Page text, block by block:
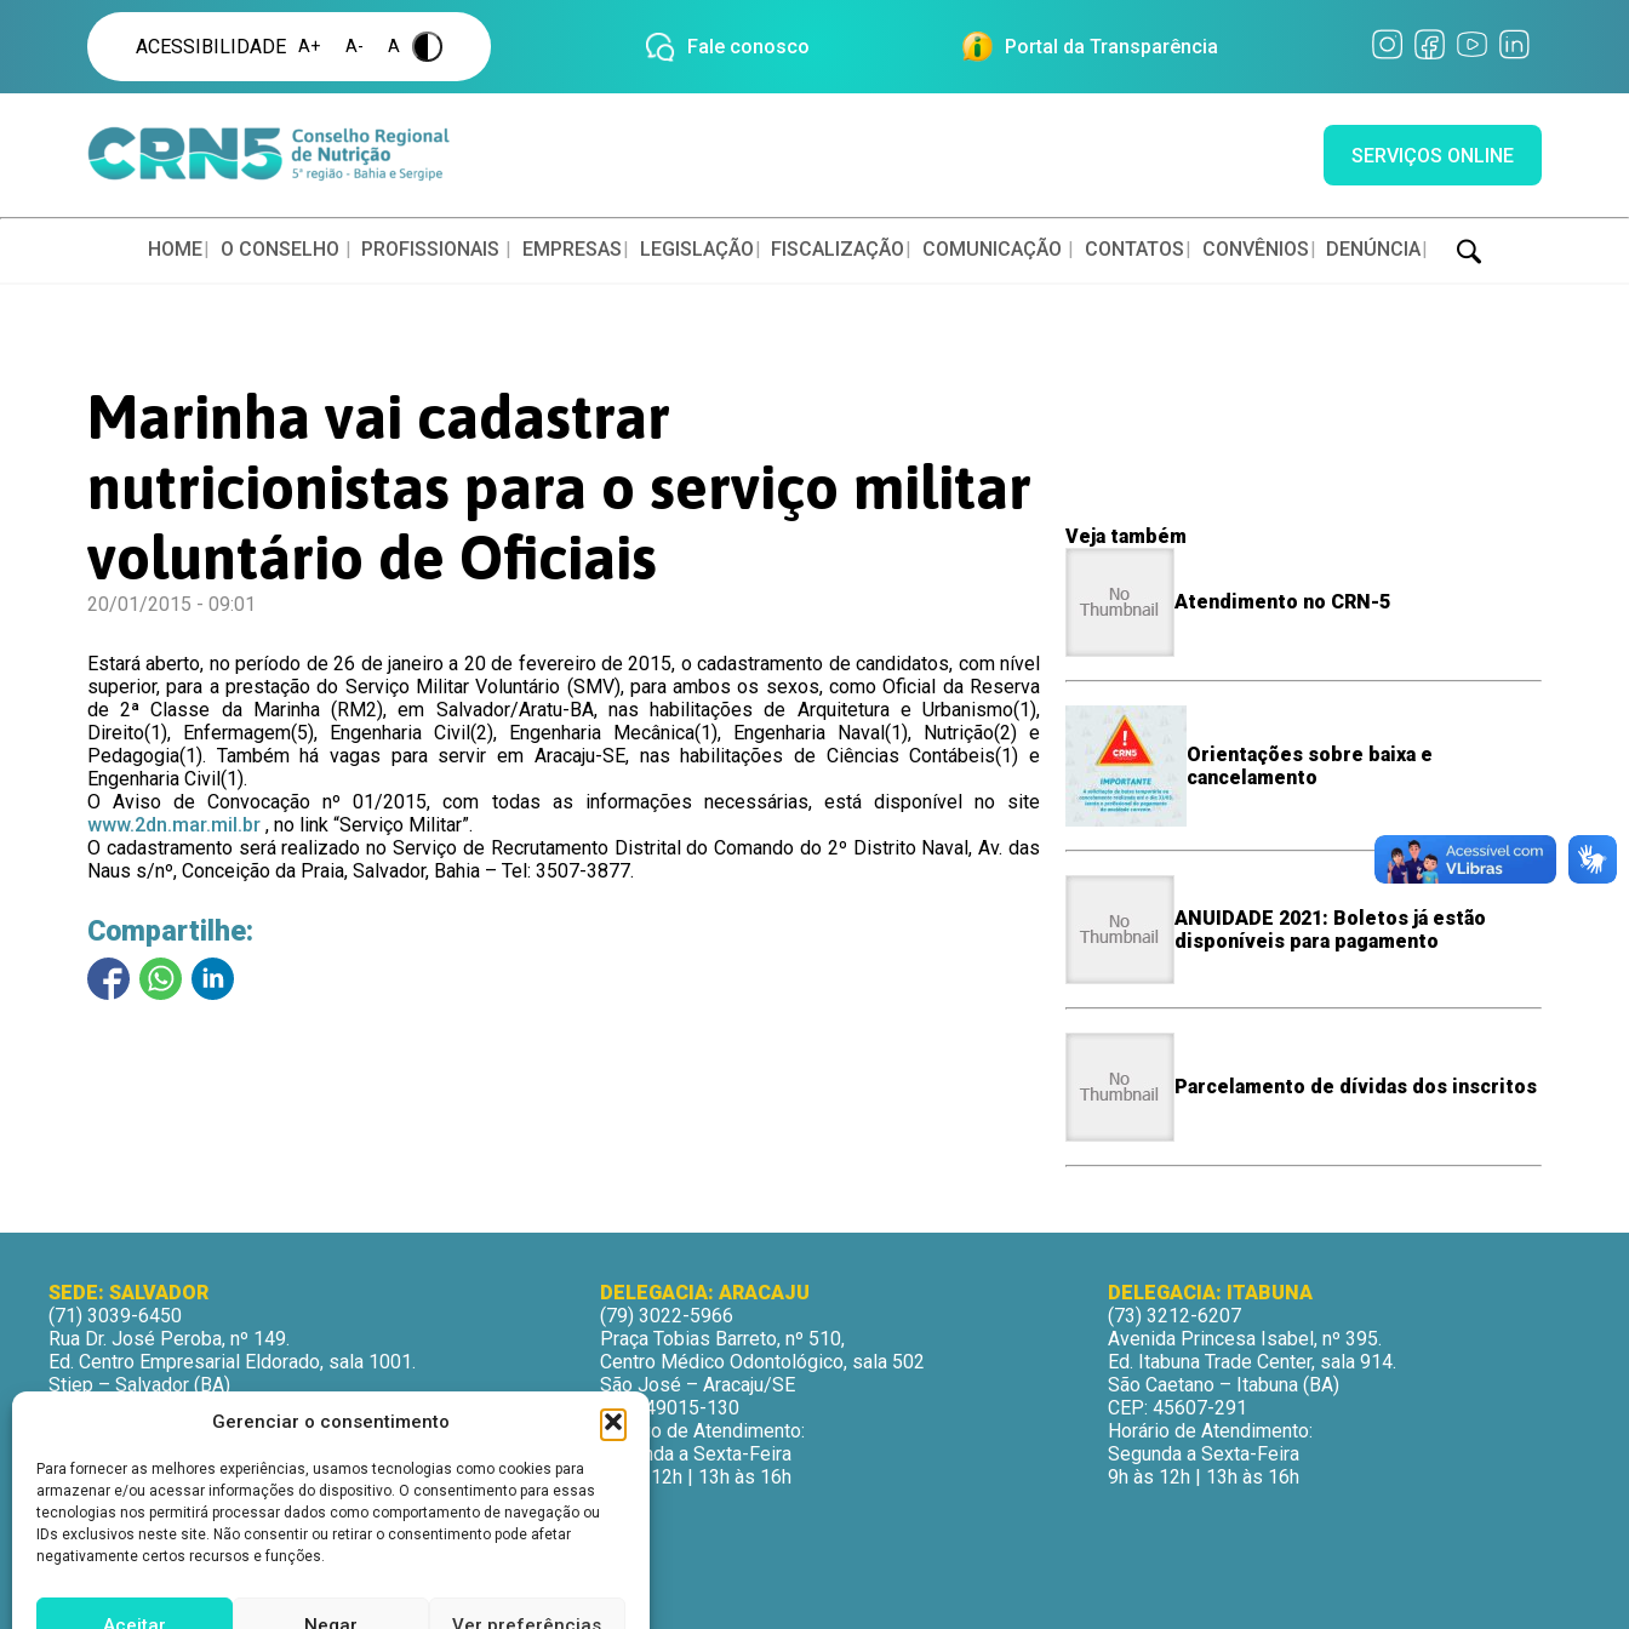
Gerenciar o consentimento
Para fornecer as melhores experiências, usamos tecnologias como cookies para
armazenar e/ou acessar informações do dispositivo. O consentimento para essas
tecnologias nos permitirá processar dados como comportamento de navegação ou
IDs exclusivos neste site. Não consentir ou retirar o consentimento pode afetar
negativamente certos recursos e funções.
ACESSIBILIDADE A+ A- A . Fale conosco Portal da Transparência
SERVIÇOS ONLINE
HOME O CONSELHO PROFISSIONAIS EMPRESAS LEGISLAÇÃO FISCALIZAÇÃO COMUNICAÇÃO CONTATOS CONVÊNIOS DENÚNCIA
Marinha vai cadastrar
nutricionistas para o serviço militar
voluntário de Oficiais
20/01/2015 - 09:01
Estará aberto, no período de 26 de janeiro a 20 de fevereiro de 2015, o cadastramento de candidatos, com nível
superior, para a prestação do Serviço Militar Voluntário (SMV), para ambos os sexos, como Oficial da Reserva
de 2ª Classe da Marinha (RM2), em Salvador/Aratu-BA, nas habilitações de Arquitetura e Urbanismo(1),
Direito(1), Enfermagem(5), Engenharia Civil(2), Engenharia Mecânica(1), Engenharia Naval(1), Nutrição(2) e
Pedagogia(1). Também há vagas para servir em Aracaju-SE, nas habilitações de Ciências Contábeis(1) e
Engenharia Civil(1).
O Aviso de Convocação nº 01/2015, com todas as informações necessárias, está disponível no site
www.2dn.mar.mil.br , no link “Serviço Militar”.
O cadastramento será realizado no Serviço de Recrutamento Distrital do Comando do 2º Distrito Naval, Av. das
Naus s/nº, Conceição da Praia, Salvador, Bahia – Tel: 3507-3877.
Compartilhe:
Veja também
Atendimento no CRN-5
Orientações sobre baixa e
cancelamento
ANUIDADE 2021: Boletos já estão
disponíveis para pagamento
Parcelamento de dívidas dos inscritos
SEDE: SALVADOR
(71) 3039-6450
Rua Dr. José Peroba, nº 149.
Ed. Centro Empresarial Eldorado, sala 1001.
Stiep – Salvador (BA)
Horário de Atendimento:
9h às 12h | 13h às 16h
DELEGACIA: ARACAJU
(79) 3022-5966
Praça Tobias Barreto, nº 510,
Centro Médico Odontológico, sala 502
São José – Aracaju/SE
CEP: 49015-130
Horário de Atendimento:
Segunda a Sexta-Feira
9h às 12h | 13h às 16h
DELEGACIA: ITABUNA
(73) 3212-6207
Avenida Princesa Isabel, nº 395.
Ed. Itabuna Trade Center, sala 914.
São Caetano – Itabuna (BA)
CEP: 45607-291
Horário de Atendimento:
Segunda a Sexta-Feira
9h às 12h | 13h às 16h